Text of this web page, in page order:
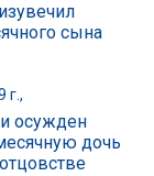
сына
г.,
осужден
дочь